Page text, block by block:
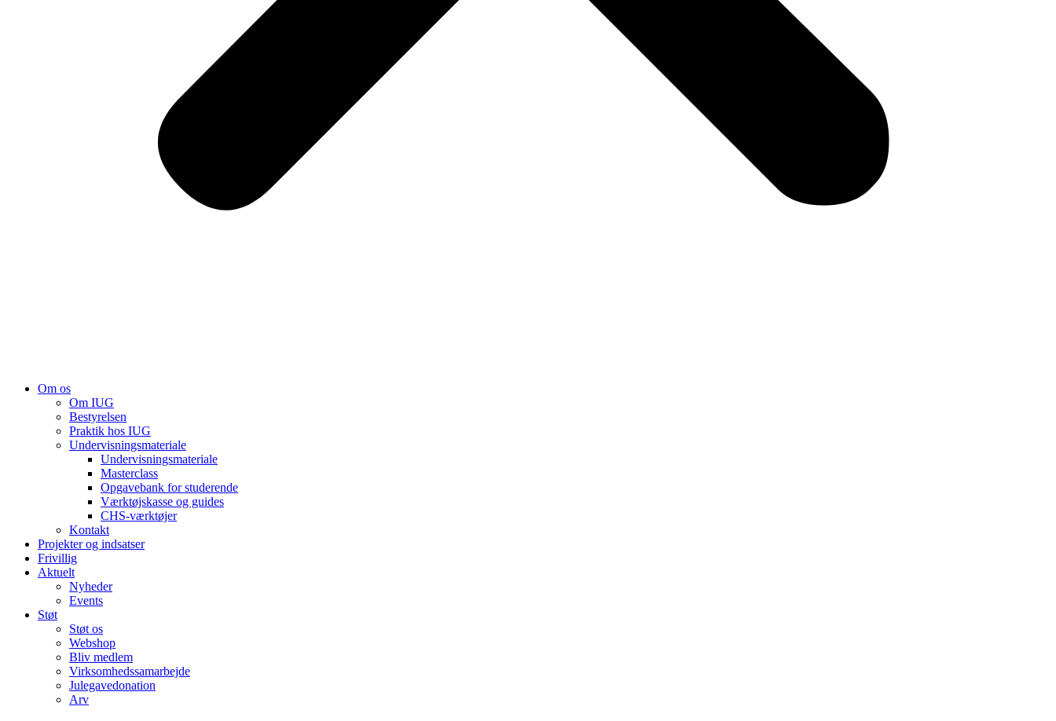
Om os
Om IUG
Bestyrelsen
Praktik hos IUG
Undervisningsmateriale
Undervisningsmateriale
Masterclass
Opgavebank for studerende
Værktøjskasse og guides
CHS-værktøjer
Kontakt
Projekter og indsatser
Frivillig
Aktuelt
Nyheder
Events
Støt
Støt os
Webshop
Bliv medlem
Virksomhedssamarbejde
Julegavedonation
Arv